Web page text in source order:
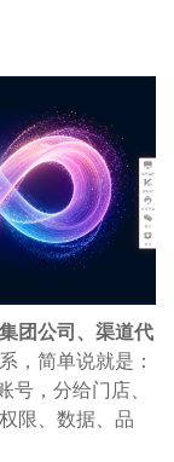
团公司、渠道代
，简单说就是：
，分给门店、
限、数据、品